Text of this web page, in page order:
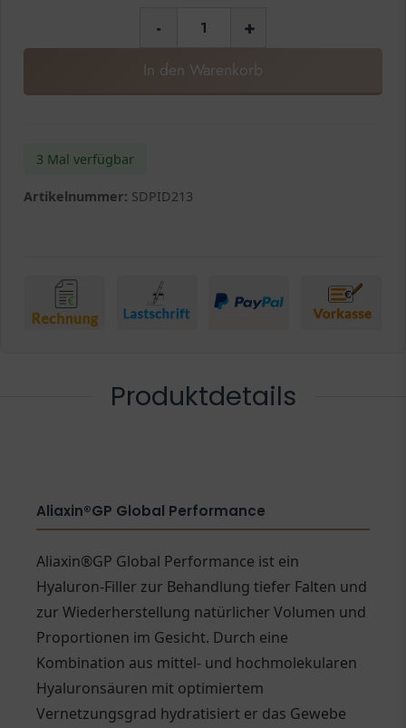
- +
In den Warenkorb
3 Mal verfügbar
Artikelnummer: SDPID213
Produktdetails
Aliaxin®GP Global Performance
Aliaxin®GP Global Performance ist ein
Hyaluron-Filler zur Behandlung tiefer Falten und
zur Wiederherstellung natürlicher Volumen und
Proportionen im Gesicht. Durch eine
Kombination aus mittel- und hochmolekularen
Hyaluronsäuren mit optimiertem
Vernetzungsgrad hydratisiert er das Gewebe